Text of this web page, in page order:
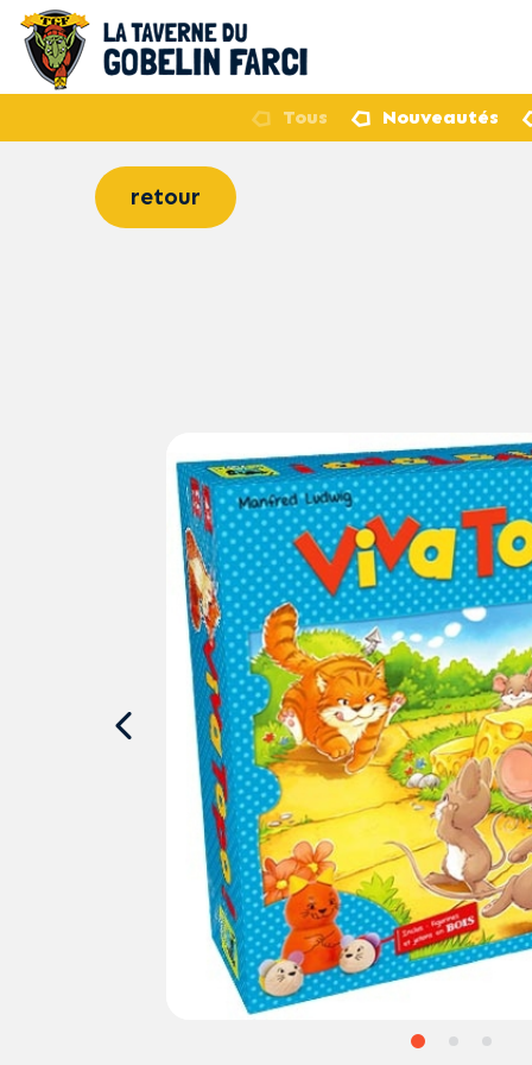
Tous Nouveautés
retour